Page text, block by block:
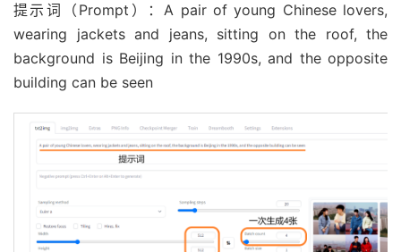
提示词（Prompt）：A pair of young Chinese lovers,
wearing jackets and jeans, sitting on the roof, the
background is Beijing in the 1990s, and the opposite
building can be seen